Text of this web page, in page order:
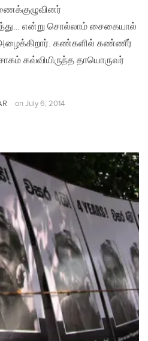
என்று சொல்லாம் சைகையால்
கண்களில் கண்ணீர்
கவ்வியிருந்த தாயொருவர்
on July 6, 2014